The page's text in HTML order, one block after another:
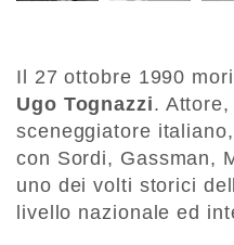
Il 27 ottobre 1990
Ugo Tognazzi.
sceneggiatore
con Sordi, Gassman,
uno dei volti storici
livello nazionale ed